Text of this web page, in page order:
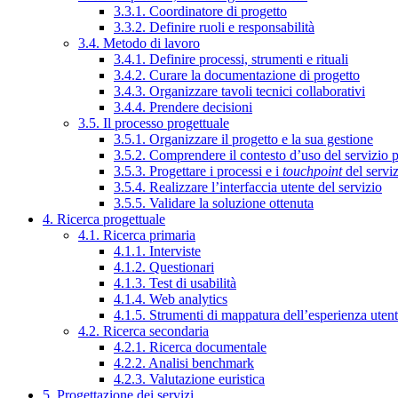
3.3.1. Coordinatore di progetto
3.3.2. Definire ruoli e responsabilità
3.4. Metodo di lavoro
3.4.1. Definire processi, strumenti e rituali
3.4.2. Curare la documentazione di progetto
3.4.3. Organizzare tavoli tecnici collaborativi
3.4.4. Prendere decisioni
3.5. Il processo progettuale
3.5.1. Organizzare il progetto e la sua gestione
3.5.2. Comprendere il contesto d’uso del servizio
3.5.3. Progettare i processi e i touchpointdel
3.5.4. Realizzare l’interfaccia utente del servizio
3.5.5. Validare la soluzione ottenuta
4. Ricerca progettuale
4.1. Ricerca primaria
4.1.1. Interviste
4.1.2. Questionari
4.1.3. Test di usabilità
4.1.4. Web analytics
4.1.5. Strumenti di mappatura dell’esperienza
4.2. Ricerca secondaria
4.2.1. Ricerca documentale
4.2.2. Analisi benchmark
4.2.3. Valutazione euristica
5. Progettazione dei servizi